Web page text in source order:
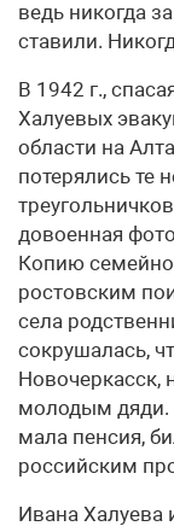
ведь никогда
ставили.
В 1942 г.,
Халуевых
области на
потерялись те
довоенная
Копию
ростовским
села
сокрушалась,
Новочеркасск,
молодым дяди.
мала пенсия,
российским
Ивана Халуева